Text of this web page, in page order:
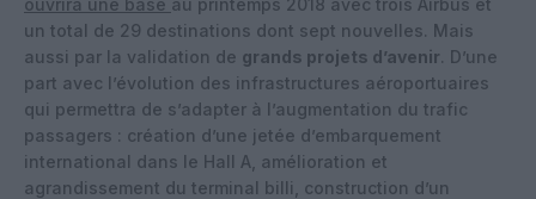
un total de 29 destinations dont sept nouvelles. Mais
aussi par la validation de grands projets d’avenir. D’une
part avec l’évolution des infrastructures aéroportuaires
qui permettra de s’adapter à l’augmentation du trafic
passagers : création d’une jetée d’embarquement
international dans le Hall A, amélioration et
agrandissement du terminal billi, construction d’un